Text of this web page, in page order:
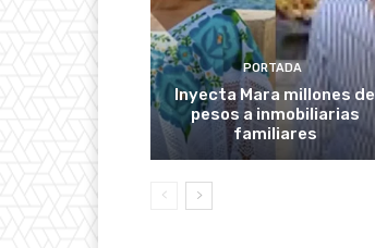
PORTADA
Inyecta Mara millones de
pesos a inmobiliarias
familiares